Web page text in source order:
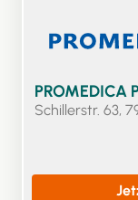
Schillerstr. 63,